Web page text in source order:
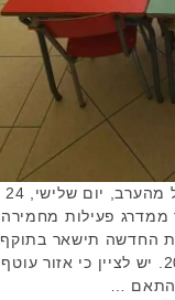
בשורה משמחת: פיקוד העורף הודיע כי החל מהערב, יום שלישי, 24
הארץ תעבור ממדרג פעילות מחמירה
החדשה תישאר בתוקף
עד ליום חמישי, 26 ביוני 2025, בשעה 20:00. יש לציין כי אזור עוטף
…